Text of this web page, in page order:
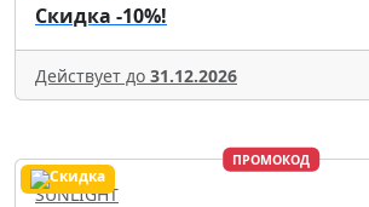
Скидка -10%!
Действует до 31.12.2026
ПРОМОКОД
SUNLIGHT